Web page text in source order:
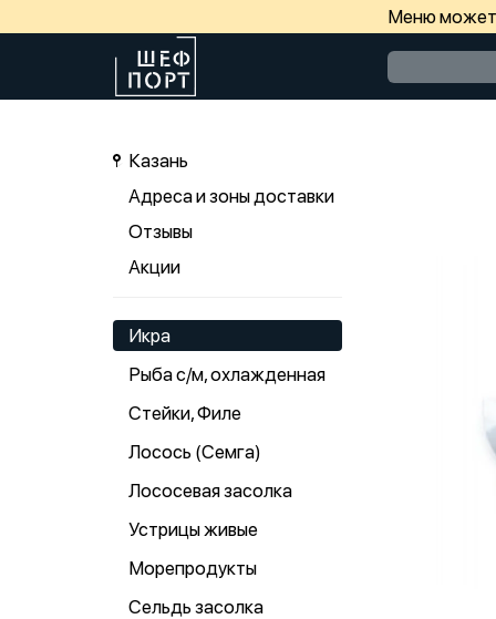
Меню может
Казань
Адреса и зоны доставки
Отзывы
Акции
Икра
Рыба с/м, охлажденная
Стейки, Филе
Лосось (Семга)
Лососевая засолка
Устрицы живые
Морепродукты
Сельдь засолка